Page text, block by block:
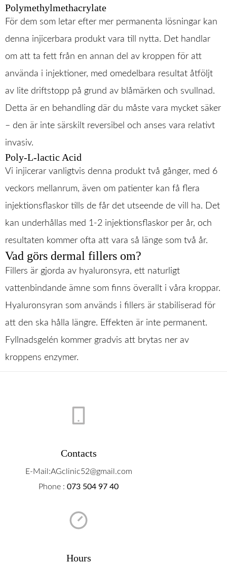
Polymethylmethacrylate
För dem som letar efter mer permanenta lösningar kan
denna injicerbara produkt vara till nytta. Det handlar
om att ta fett från en annan del av kroppen för att
använda i injektioner, med omedelbara resultat åtföljt
av lite driftstopp på grund av blåmärken och svullnad.
Detta är en behandling där du måste vara mycket säker
– den är inte särskilt reversibel och anses vara relativt
invasiv.
Poly-L-lactic Acid
Vi injicerar vanligtvis denna produkt två gånger, med 6
veckors mellanrum, även om patienter kan få flera
injektionsflaskor tills de får det utseende de vill ha. Det
kan underhållas med 1-2 injektionsflaskor per år, och
resultaten kommer ofta att vara så länge som två år.
Vad görs dermal fillers om?
Fillers är gjorda av hyaluronsyra, ett naturligt
vattenbindande ämne som finns överallt i våra kroppar.
Hyaluronsyran som används i fillers är stabiliserad för
att den ska hålla längre. Effekten är inte permanent.
Fyllnadsgelén kommer gradvis att brytas ner av
kroppens enzymer.
Contacts
E-Mail:AGclinic52@gmail.com
Phone : 073 504 97 40
Hours